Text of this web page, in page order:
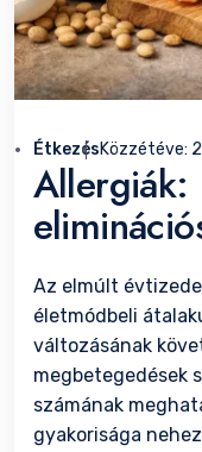
ÉtkezésKözzétéve:
Allergiák:
Az elmúlt
életmódbeli
változásának
megbetegedések
számának
gyakorisága